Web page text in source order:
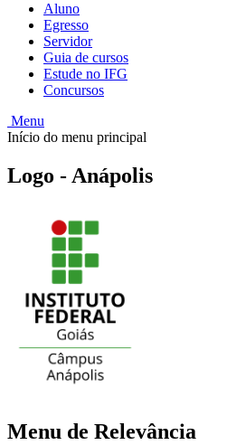
Aluno
Egresso
Servidor
Guia de cursos
Estude no IFG
Concursos
Menu
Início do menu principal
Logo - Anápolis
Menu de Relevância